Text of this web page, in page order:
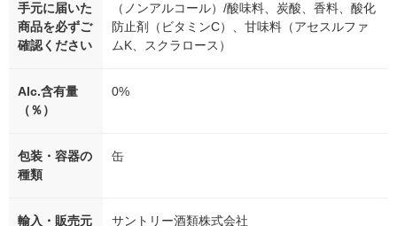
手元に届いた
商品を必ずご
確認ください
（ノンアルコール）/酸味料、炭酸、香料、酸化
防止剤（ビタミンC）、甘味料（アセスルファ
ムK、スクラロース）
Alc.含有量
（％）
0%
包装・容器の
種類
缶
輸入・販売元 サントリー酒類株式会社